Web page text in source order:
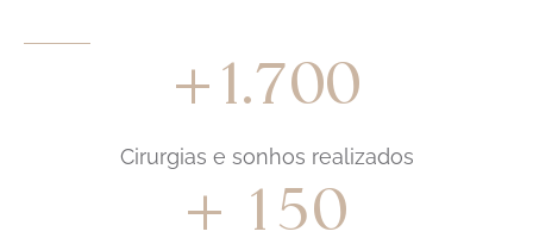
+1.700
Cirurgias e sonhos realizados
+ 150